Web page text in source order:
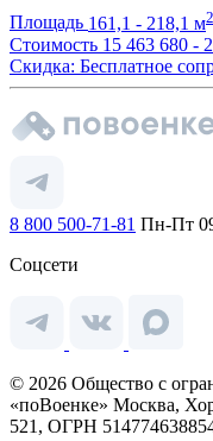
Площадь 161,1 - 218,1 м2
Стоимость 15 463 680 -
Скидка: Бесплатное
8 800 500-71-81 Пн-Пт
Соцсети
© 2026 Общество с
«поВоенке» Москва,
521, ОГРН